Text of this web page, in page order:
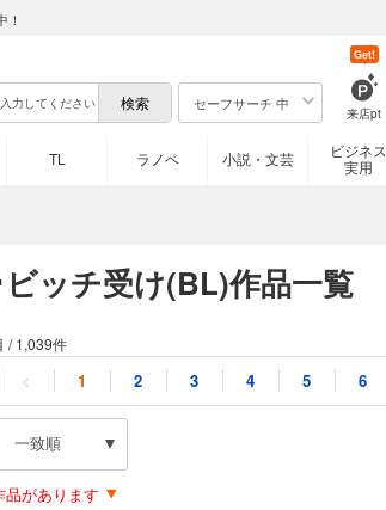
セーフサーチ 中
来店pt
Get!
TL ラノベ 小説・文芸
ビジネス
実用
ッチ受け(BL)作品一覧
/1,039件
< 1 2 3 4 5 6
一致順
品があります